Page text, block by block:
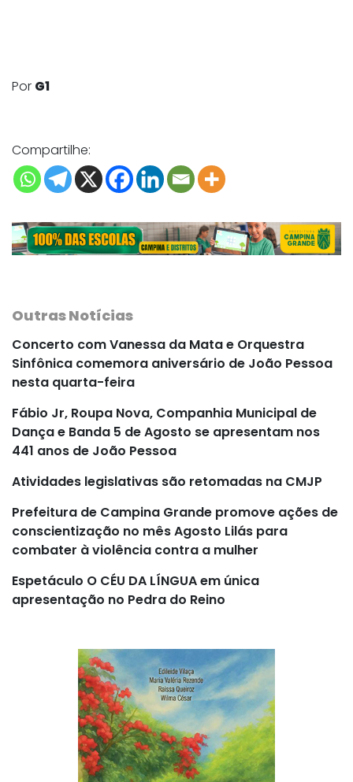
Por G1
Compartilhe:
Outras Notícias
Concerto com Vanessa da Mata e Orquestra
Sinfônica comemora aniversário de João Pessoa
nesta quarta-feira
Fábio Jr, Roupa Nova, Companhia Municipal de
Dança e Banda 5 de Agosto se apresentam nos
441 anos de João Pessoa
Atividades legislativas são retomadas na CMJP
Prefeitura de Campina Grande promove ações de
conscientização no mês Agosto Lilás para
combater à violência contra a mulher
Espetáculo O CÉU DA LÍNGUA em única
apresentação no Pedra do Reino